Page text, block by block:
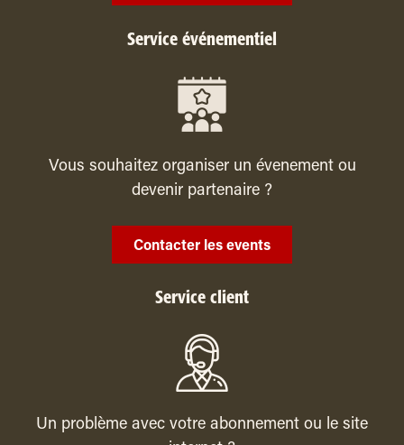
Service événementiel
Vous souhaitez organiser un évenement ou
devenir partenaire ?
Contacter les events
Service client
Un problème avec votre abonnement ou le site